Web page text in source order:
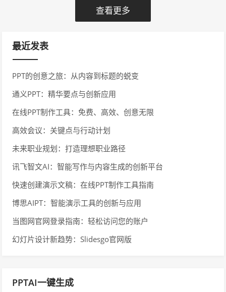
查看更多
最近发表
PPT的创意之旅：从内容到标题的蜕变
通义PPT：精华要点与创新应用
在线PPT制作工具：免费、高效、创意无限
高效会议：关键点与行动计划
未来职业规划：打造理想职业路径
讯飞智文AI：智能写作与内容生成的创新平台
快速创建演示文稿：在线PPT制作工具指南
博思AIPT：智能演示工具的创新与应用
当图网官网登录指南：轻松访问您的账户
幻灯片设计新趋势：Slidesgo官网版
PPTAI一键生成